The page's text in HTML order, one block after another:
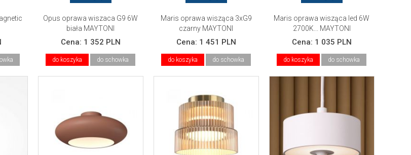
Opus oprawa wiszaca G9 6W
biała MAYTONI
Cena: 1 352 PLN
do koszyka do schowka
Maris oprawa wisząca 3xG9
czarny MAYTONI
Cena: 1 451 PLN
do koszyka do schowka
Maris oprawa wisząca led 6W
2700K... MAYTONI
Cena: 1 035 PLN
do koszyka do schowka